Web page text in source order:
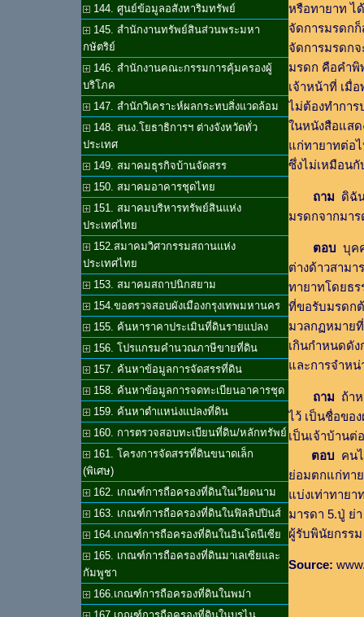
144. ศูนย์ข้อมูลอสังหาริมทรัพย์
145. สำนักงานทรัพย์สินส่วนพระมหา
กษัตริย์
146. สำนักงานคณะกรรมการคุ้มครองผู้
บริโภค
147. สำนักวิเคราะห์ผลกระทบสิ่งแวดล้อม
148. สนง.โยธาธิการฯ ต่างจังหวัดทั่ว
ประเทศ
149. สมาคมธุรกิจบ้านจัดสรร
150. สมาคมอาคารชุดไทย
151. สมาคมบริหารทรัพย์สินแห่ง
ประเทศไทย
152.สมาคมวิศวกรรมสถานแห่ง
ประเทศไทย
153. สมาคมสถาปนิกสยาม
154.ขอตรวจสอบผังเมืองกรุงเทพมหานคร
155. ค้นหาราคาประเมินที่ดินรายแปลง
156. โปรแกรมคำนวณภาษีขายที่ดิน
157. ค้นหาข้อมูลการจัดสรรที่ดิน
158. ค้นหาข้อมูลการจดทะเบียนอาคารชุด
159. ค้นหาตำแหน่งแปลงที่ดิน
160. การตรวจสอบทะเบียนที่ดิน/หลักทรัพย์
161. โครงการจัดสรรที่ดินขนาดเล็ก
(พิเศษ)
162. เกณฑ์การถือครองที่ดินในเวียดนาม
163. เกณฑ์การถือครองที่ดินในฟิลลิปปินส์
164.เกณฑ์การถือครองที่ดินในอินโดนีเซีย
165. เกณฑ์การถือครองที่ดินมาเลเซียและ
กัมพูชา
166.เกณฑ์การถือครองที่ดินในพม่า
หรือทายาท ไ
จัดการมรดก
จัดการมรดก
มรดก คือคำพิ
เจ้าหน้าที่ เมื่
ไม่ต้องทำกา
ในหนังสือแส
แก่ทายาทต่อ
ซึ่งไม่เหมือน
ถาม ดิฉั
มรดกจากมา
ตอบ บุค
ต่างด้าวสาม
ทายาทโดยธ
ที่ขอรับมรดก
มวลกฏหมาย
เกินกำหนดดั
และการจำห
ถาม ถ้า
ไว้ เป็นชื่อขอ
เป็นเจ้าบ้านต่
ตอบ คน
ย่อมตกแก่ทา
แบ่งเท่าทาย
มารดา 5.ปู่ ย่
ผู้รับพินัยกรรม
Source: